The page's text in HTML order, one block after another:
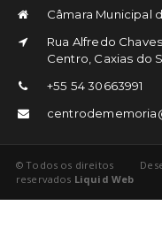
Câmara Municipal
Rua Alfredo
Centro, Caxias do
+55 54 30663991
© Todos os direitos
reservados Liquid Web